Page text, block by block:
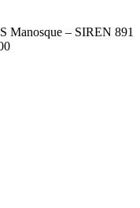
Manosque – SIREN 891